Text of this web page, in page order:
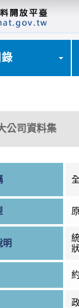
公司資料集
明